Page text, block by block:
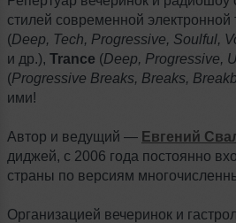
стилей современной
(Deep, Tech, Progressive, Soulful,
и др.), Trance (Deep, Progressive,
(Progressive Breaks, Breaks,
ими!
Автор и ведущий — Евгений
диджей, с 2006 года постоянно
страны по версиям
Организацией вечеринок и